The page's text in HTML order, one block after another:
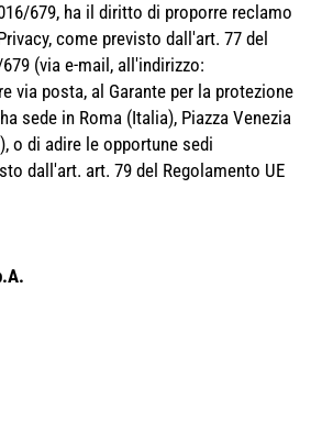
679, ha il diritto di proporre reclamo
come previsto dall'art. 77 del
(via e-mail, all'indirizzo:
via posta, al Garante per la protezione
sede in Roma (Italia), Piazza Venezia
o di adire le opportune sedi
dall'art. art. 79 del Regolamento UE